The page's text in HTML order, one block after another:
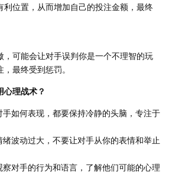
位置，从而增加自己的投注金额，最终
，可能会让对手误判你是一个不理智的玩
最终受到惩罚。
心理战术？
如何表现，都要保持冷静的头脑，专注于
波动过大，不要让对手从你的表情和举止
对手的行为和语言，了解他们可能的心理